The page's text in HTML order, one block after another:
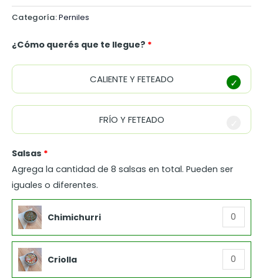
Categoría:Perniles
¿Cómo querés que te llegue?
CALIENTE Y FETEADO
FRÍO Y FETEADO
Salsas
Agrega la cantidad de 8 salsas en total. Pueden ser
iguales o diferentes.
Chimichurri
Chimichurri
cantidad
Criolla
Criolla
cantidad